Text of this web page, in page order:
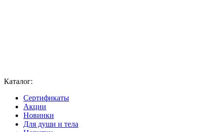
Каталог:
Сертификаты
Акции
Новинки
Для души и тела